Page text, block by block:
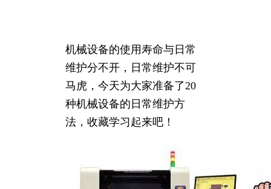
机械设备的使用寿命与日常
维护分不开，日常维护不可
马虎，今天为大家准备了20
种机械设备的日常维护方
法，收藏学习起来吧！